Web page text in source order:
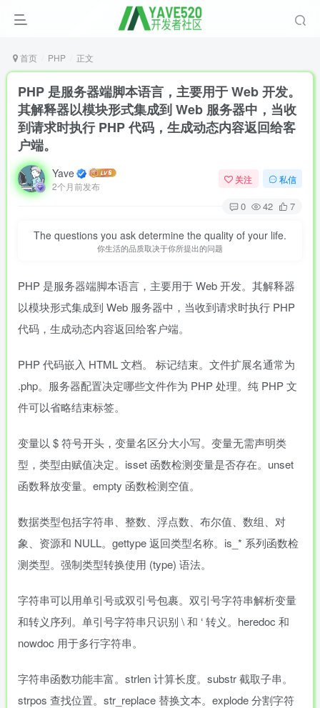
首页 PHP 正文
PHP 是服务器端脚本语言，主要用于 Web 开发。
其解释器以模块形式集成到 Web 服务器中，当收
到请求时执行 PHP 代码，生成动态内容返回给客
户端。
Yave
2个月前发布
关注 私信
0 42 7
The questions you ask determine the quality of your life.
你生活的品质取决于你所提出的问题
PHP 是服务器端脚本语言，主要用于 Web 开发。其解释器
以模块形式集成到 Web 服务器中，当收到请求时执行 PHP
代码，生成动态内容返回给客户端。
PHP 代码嵌入 HTML 文档。
标记结束。文件扩展名通常为
.php。服务器配置决定哪些文件作为 PHP 处理。纯 PHP 文
件可以省略结束标签。
变量以 $ 符号开头，变量名区分大小写。变量无需声明类
型，类型由赋值决定。isset 函数检测变量是否存在。unset
函数释放变量。empty 函数检测空值。
数据类型包括字符串、整数、浮点数、布尔值、数组、对
象、资源和 NULL。gettype 返回类型名称。is_* 系列函数检
测类型。强制类型转换使用 (type) 语法。
字符串可以用单引号或双引号包裹。双引号字符串解析变量
和转义序列。单引号字符串只识别 \ 和 ‘ 转义。heredoc 和
nowdoc 用于多行字符串。
字符串函数功能丰富。strlen 计算长度。substr 截取子串。
strpos 查找位置。str_replace 替换文本。explode 分割字符